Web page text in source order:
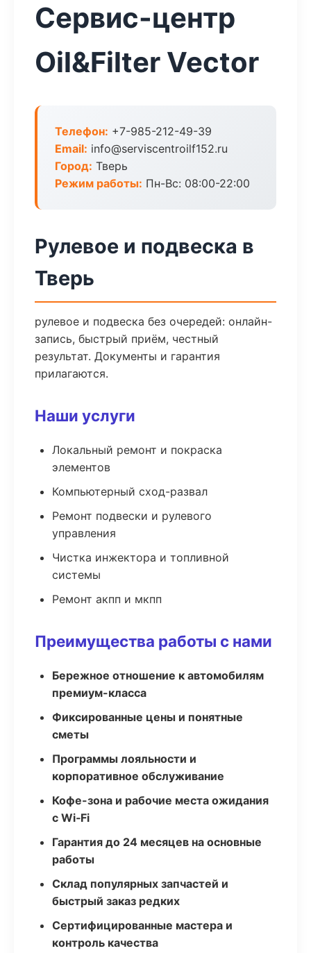
Сервис-центр
Oil&Filter Vector
Телефон: +7-985-212-49-39
Email: info@serviscentroilf152.ru
Город: Тверь
Режим работы: Пн-Вс: 08:00-22:00
Рулевое и подвеска в
Тверь
рулевое и подвеска без очередей: онлайн-
запись, быстрый приём, честный
результат. Документы и гарантия
прилагаются.
Наши услуги
Локальный ремонт и покраска
элементов
Компьютерный сход-развал
Ремонт подвески и рулевого
управления
Чистка инжектора и топливной
системы
Ремонт акпп и мкпп
Преимущества работы с нами
Бережное отношение к автомобилям
премиум-класса
Фиксированные цены и понятные
сметы
Программы лояльности и
корпоративное обслуживание
Кофе-зона и рабочие места ожидания
с Wi‑Fi
Гарантия до 24 месяцев на основные
работы
Склад популярных запчастей и
быстрый заказ редких
Сертифицированные мастера и
контроль качества